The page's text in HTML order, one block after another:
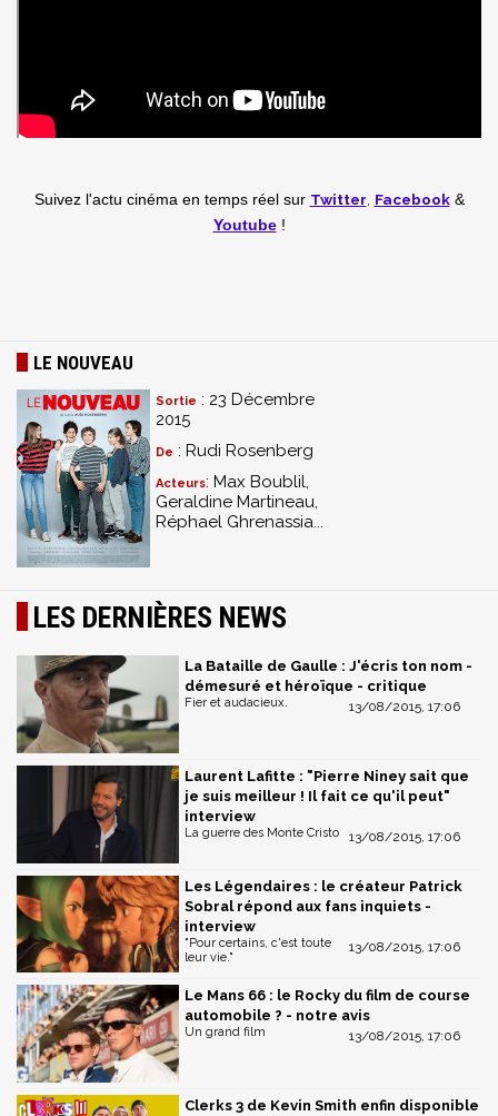
Suivez l'actu cinéma en temps réel sur Twitter Facebook&
Youtube!
LE NOUVEAU
Sortie : 23 Décembre
2015
De : Rudi Rosenberg
Acteurs: Max Boublil,
Geraldine Martineau,
Réphael Ghrenassia...
LES DERNIÈRES NEWS
La Bataille de Gaulle : J'écris ton nom -
démesuré et héroïque - critique
13/08/2015, 17:06
Fier et audacieux.
Laurent Lafitte : "Pierre Niney sait que
je suis meilleur ! Il fait ce qu'il peut"
interview
13/08/2015, 17:06
La guerre des Monte Cristo
Les Légendaires : le créateur Patrick
Sobral répond aux fans inquiets -
interview
13/08/2015, 17:06
"Pour certains, c'est toute
leur vie."
Le Mans 66 : le Rocky du film de course
automobile ? - notre avis
13/08/2015, 17:06
Un grand film
Clerks 3 de Kevin Smith enfin disponible